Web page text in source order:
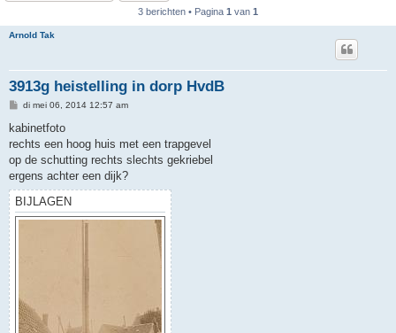
3 berichten • Pagina 1 van 1
Arnold Tak
3913g heistelling in dorp HvdB
B
r
c
h
di mei 06, 2014 12:57 am
kabinetfoto
rechts een hoog huis met een trapgevel
op de schutting rechts slechts gekriebel
ergens achter een dijk?
BIJLAGEN